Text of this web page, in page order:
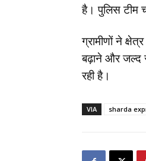
है। पुलिस टीम
ग्रामीणों ने
बढ़ाने और जल्द
रही है।
VIA sharda